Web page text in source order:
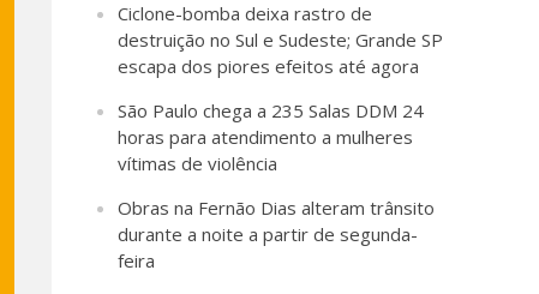
Ciclone-bomba deixa rastro de
destruição no Sul e Sudeste; Grande SP
escapa dos piores efeitos até agora
São Paulo chega a 235 Salas DDM 24
horas para atendimento a mulheres
vítimas de violência
Obras na Fernão Dias alteram trânsito
durante a noite a partir de segunda-
feira